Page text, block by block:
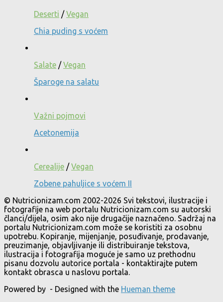
Deserti /Vegan
Chia puding s voćem
Salate /Vegan
Šparoge na salatu
Važni pojmovi
Acetonemija
Cerealije /Vegan
Zobene pahuljice s voćem II
© Nutricionizam.com 2002-2026 Svi tekstovi, ilustracije i
fotografije na web portalu Nutricionizam.com su autorski
članci/dijela, osim ako nije drugačije naznačeno. Sadržaj na
portalu Nutricionizam.com može se koristiti za osobnu
upotrebu. Kopiranje, mijenjanje, posuđivanje, prodavanje,
preuzimanje, objavljivanje ili distribuiranje tekstova,
ilustracija i fotografija moguće je samo uz prethodnu
pisanu dozvolu autorice portala - kontaktirajte putem
kontakt obrasca u naslovu portala.
Powered by - Designed with the Hueman theme